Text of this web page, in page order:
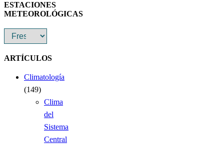
ESTACIONES
METEOROLÓGICAS
ARTÍCULOS
Climatología
(149)
Clima
del
Sistema
Central